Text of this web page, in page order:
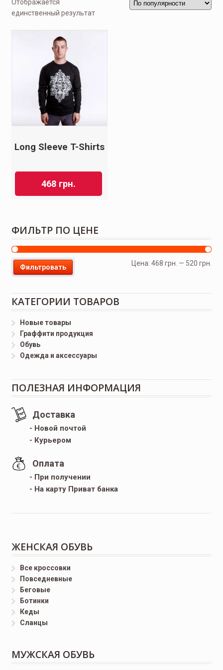
Отображается
единственный результат
Long Sleeve T-Shirts
468 грн.
ФИЛЬТР ПО ЦЕНЕ
Фильтровать
Цена:468 грн. — 520 грн.
КАТЕГОРИИ ТОВАРОВ
Новые товары
Граффити продукция
Обувь
Одежда и аксессуары
ПОЛЕЗНАЯ ИНФОРМАЦИЯ
Доставка
- Новой почтой
- Курьером
Оплата
- При получении
- На карту Приват банка
ЖЕНСКАЯ ОБУВЬ
Все кроссовки
Повседневные
Беговые
Ботинки
Кеды
Сланцы
МУЖСКАЯ ОБУВЬ